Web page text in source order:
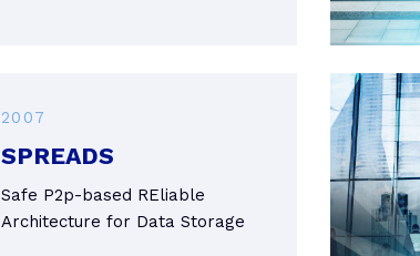
2007
SPREADS
Safe P2p-based REliable
Architecture for Data Storage